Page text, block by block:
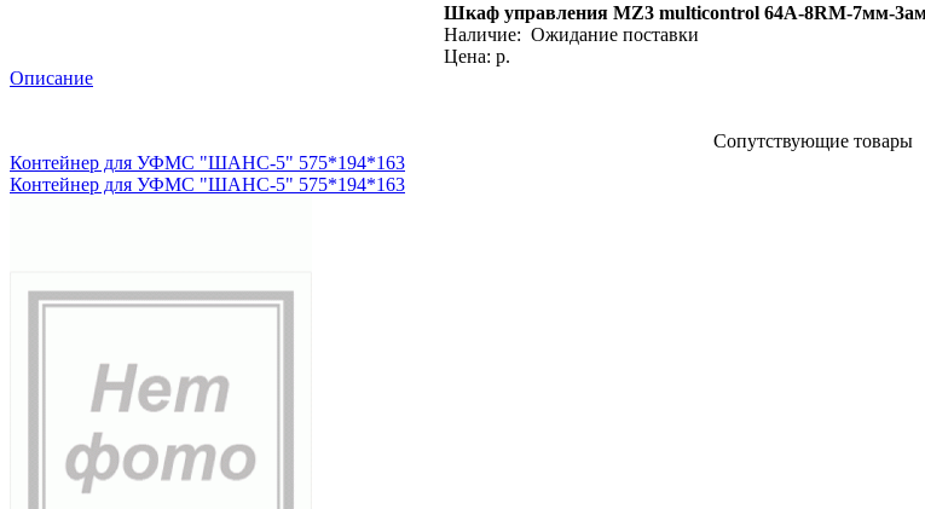
Шкаф управления MZ3 multicontrol 64A-8RM-7мм-
Наличие: Ожидание поставки
Цена: р.
Описание
Сопутствующие товары
Контейнер для УФМС "ШАНС-5" 575*194*163
Контейнер для УФМС "ШАНС-5" 575*194*163